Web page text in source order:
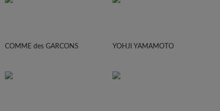
COMME des GARCONS YOHJI YAMAMOTO